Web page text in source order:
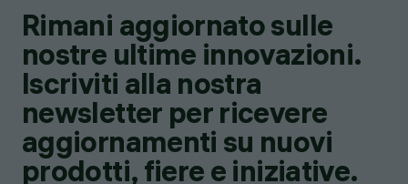
Rimani aggiornato sulle
nostre ultime innovazioni.
Iscriviti alla nostra
newsletter per ricevere
aggiornamenti su nuovi
prodotti, fiere e iniziative.